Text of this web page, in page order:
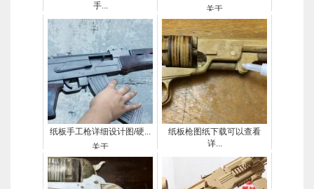
手...
关于
关于
纸板手工枪详细设计图/硬...
关于
纸板枪图纸下载可以查看
详...